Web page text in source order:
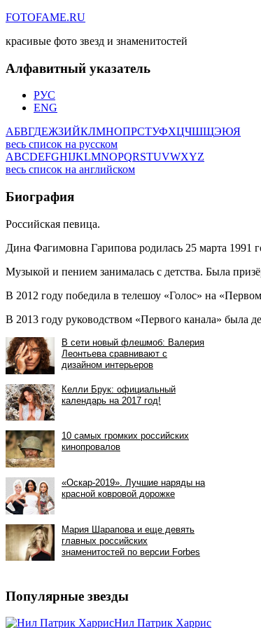
FOTOFAME.RU
красивые фото звезд и знаменитостей
Алфавитный указатель
РУС
ENG
АБВГДЕЖЗИЙКЛМНОПРСТУФХЦЧШЩЭЮЯ
весь список на русском
ABCDEFGHIJKLMNOPQRSTUVWXYZ
весь список на английском
Биография
Российская певица.
Дина Фагимовна Гарипова родилась 25 марта 1991
Музыкой и пением занималась с детства. Была
В 2012 году победила в телешоу «Голос» на
В 2013 году руководством «Первого канала» была
Популярные звезды
Нил Патрик Харрис